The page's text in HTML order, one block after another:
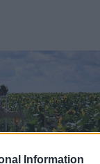
Information